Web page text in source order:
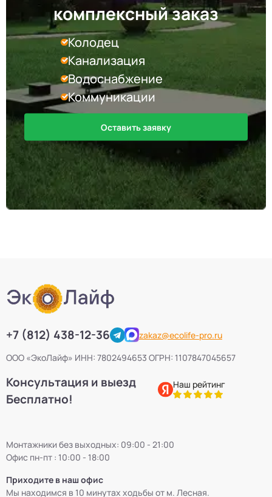
комплексный заказ
Колодец
Канализация
Водоснабжение
Коммуникации
Оставить заявку
+7 (812) 438-12-36
zakaz@ecolife-pro.ru
ООО «ЭкоЛайф» ИНН: 7802494653 ОГРН: 1107847045657
Консультация и выезд
Бесплатно!
Наш рейтинг
Монтажники без выходных: 09:00 - 21:00
Офис пн-пт : 10:00 - 18:00
Приходите в наш офис
Мы находимся в 10 минутах ходьбы от м. Лесная.